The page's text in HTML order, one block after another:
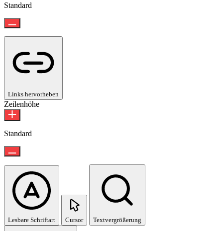
Standard
Links hervorheben
Zeilenhöhe
Standard
Lesbare Schriftart Cursor Textvergrößerung